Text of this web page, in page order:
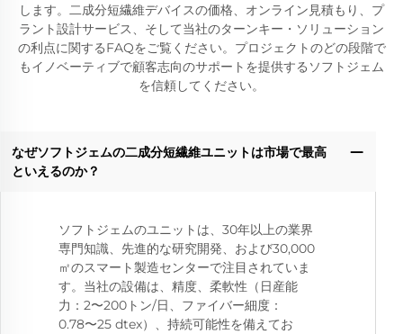
します。二成分短繊維デバイスの価格、オンライン見積もり、プ
ラント設計サービス、そして当社のターンキー・ソリューション
の利点に関するFAQをご覧ください。プロジェクトのどの段階で
もイノベーティブで顧客志向のサポートを提供するソフトジェム
を信頼してください。
なぜソフトジェムの二成分短繊維ユニットは市場で最高
といえるのか？
ソフトジェムのユニットは、30年以上の業界
専門知識、先進的な研究開発、および30,000
㎡のスマート製造センターで注目されていま
す。当社の設備は、精度、柔軟性（日産能
力：2〜200トン/日、ファイバー細度：
0.78〜25 dtex）、持続可能性を備えてお